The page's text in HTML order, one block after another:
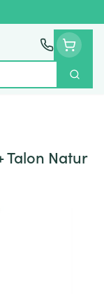
Talon Natur